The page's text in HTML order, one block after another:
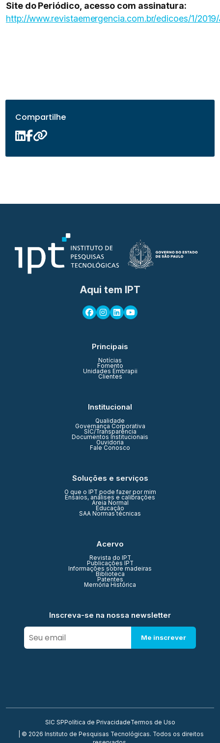
Site do Periódico, acesso com assinatura:
http://www.revistaemergencia.com.br/edicoes/1/
Compartilhe
Aqui tem IPT
Principais
Notícias
Fomento
Unidades Embrapii
Clientes
Institucional
Qualidade
Governança Corporativa
SIC/Transparência
Documentos Institucionais
Ouvidoria
Fale Conosco
Soluções e serviços
O que o IPT pode fazer por mim
Ensaios, análises e calibrações
Areia Normal
Educação
SAA Normas técnicas
Acervo
Revista do IPT
Publicações IPT
Informações sobre madeiras
Biblioteca
Patentes
Memória Histórica
Inscreva-se na nossa newsletter
Me inscrever
SIC SP Política de PrivacidadeTermos de Uso
| © 2026 Instituto de Pesquisas Tecnológicas. Todos os direitos